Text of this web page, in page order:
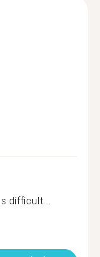
difficult...